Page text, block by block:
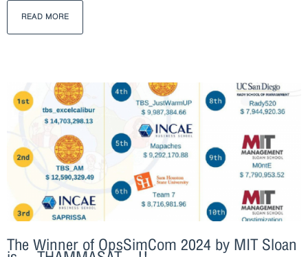
READ MORE
The Winner of OpsSimCom 2024 by MIT Sloan